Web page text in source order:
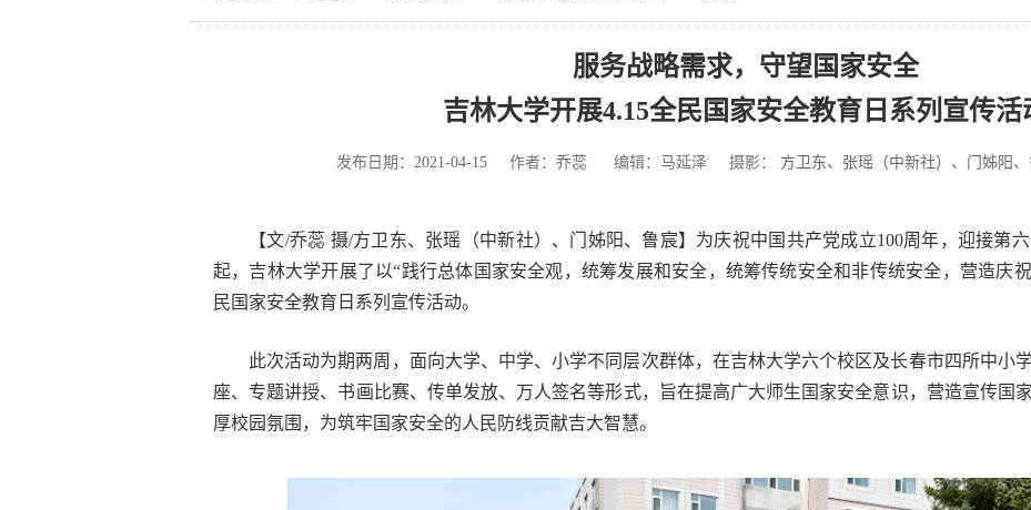
服务战略需求，守望国家安全
吉林大学开展4.15全民国家安全教育日系列宣传活
发布日期： 2021-04-15作者： 乔蕊编辑：马延泽 摄影： 方卫东、张瑶（中新社）、门姊阳、
【文/乔蕊 摄/方卫东、张瑶（中新社）、门姊阳、鲁宸】为庆祝中国共产党成立100周年，迎接第
起，吉林大学开展了以“践行总体国家安全观，统筹发展和安全，统筹传统安全和非传统安全，营造庆
民国家安全教育日系列宣传活动。
此次活动为期两周，面向大学、中学、小学不同层次群体，在吉林大学六个校区及长春市四所中小
座、专题讲授、书画比赛、传单发放、万人签名等形式，旨在提高广大师生国家安全意识，营造宣传国
厚校园氛围，为筑牢国家安全的人民防线贡献吉大智慧。